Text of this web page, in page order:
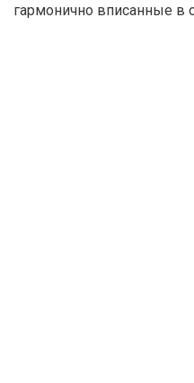
гармонично вписанные в